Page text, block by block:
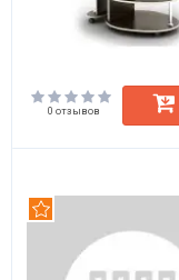
0 отзывов